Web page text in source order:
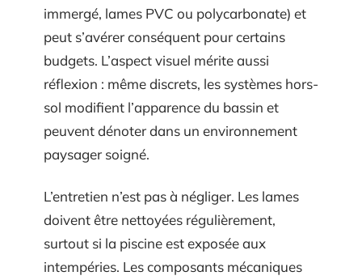
immergé, lames PVC ou polycarbonate) et
peut s’avérer conséquent pour certains
budgets. L’aspect visuel mérite aussi
réflexion : même discrets, les systèmes hors-
sol modifient l’apparence du bassin et
peuvent dénoter dans un environnement
paysager soigné.
L’entretien n’est pas à négliger. Les lames
doivent être nettoyées régulièrement,
surtout si la piscine est exposée aux
intempéries. Les composants mécaniques